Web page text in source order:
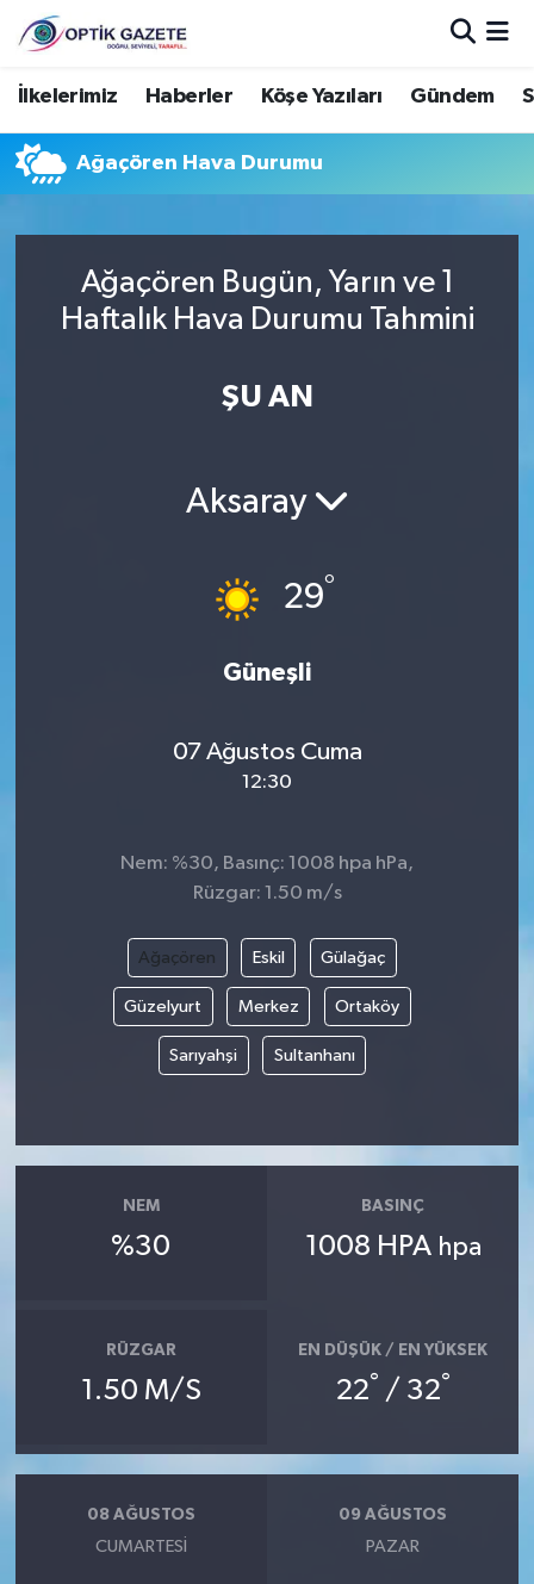
İlkelerimiz Haberler Köşe Yazıları Gündem
Ağaçören Hava Durumu
Ağaçören Bugün, Yarın ve 1
Haftalık Hava Durumu Tahmini
ŞU AN
Aksaray
29°
Güneşli
07 Ağustos Cuma
12:30
Nem: %30, Basınç: 1008 hpa hPa,
Rüzgar: 1.50 m/s
Ağaçören Eskil Gülağaç
Güzelyurt Merkez Ortaköy
Sarıyahşi Sultanhanı
NEM
%30
BASINÇ
1008 HPA hpa
RÜZGAR
1.50 M/S
EN DÜŞÜK / EN YÜKSEK
22° / 32°
08 AĞUSTOS
CUMARTESI
09 AĞUSTOS
PAZAR
Nöbetçi Eczaneler
Hava Durumu
Trafik Durumu
Süper Lig Puan Durumu ve Fikstür